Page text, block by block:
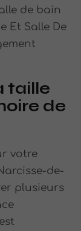
de bain
Et Salle De
taille
de
votre
de-
plusieurs